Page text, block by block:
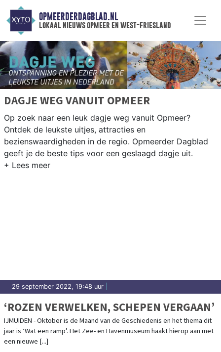
OPMEERDERDAGBLAD.NL
lokaal nieuws opmeer en west-friesland
DAGJE WEG VANUIT OPMEER
Op zoek naar een leuk dagje weg vanuit Opmeer?
Ontdek de leukste uitjes, attracties en
bezienswaardigheden in de regio. Opmeerder Dagblad
geeft je de beste tips voor een geslaagd dagje uit.
29 september 2022, 19:48 uur
‘ROZEN VERWELKEN, SCHEPEN VERGAAN’
IJMUIDEN - Oktober is de Maand van de Geschiedenis en het thema dit
jaar is ‘Wat een ramp’. Het Zee- en Havenmuseum haakt hierop aan met
een nieuwe [...]